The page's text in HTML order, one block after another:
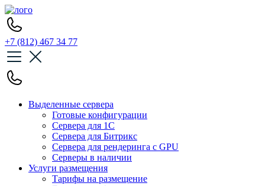
+7 (812) 467 34 77
Выделенные сервера
Готовые конфигурации
Сервера для 1С
Сервера для Битрикс
Сервера для рендеринга с GPU
Серверы в наличии
Услуги размещения
Тарифы на размещение